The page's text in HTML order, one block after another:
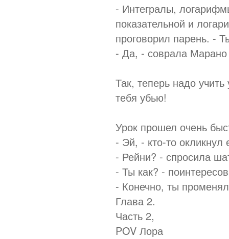
- Интегралы,
показательной и
проговорил парень. -
- Да, - соврала Марано
Так, теперь надо
тебя убью!
Урок прошел очень
- Эй, - кто-то
- Рейни? - спросила
- Ты как? -
- Конечно, ты
Глава 2.
Часть 2,
POV Лора